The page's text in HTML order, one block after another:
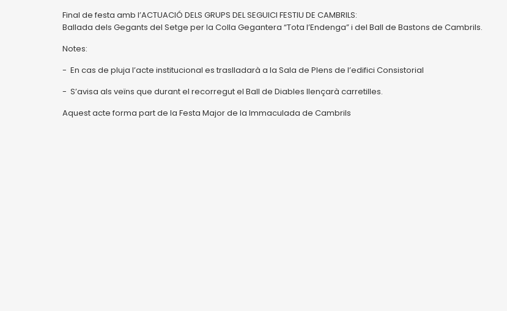
Final de festa amb l’ACTUACIÓ DELS GRUPS DEL SEGUICI FESTIU DE CAMBRILS:
Ballada dels Gegants del Setge per la Colla Gegantera “Tota l’Endenga” i del Ball de Bastons de Cambrils.
Notes:
- En cas de pluja l’acte institucional es traslladarà a la Sala de Plens de l’edifici Consistorial
- S’avisa als veïns que durant el recorregut el Ball de Diables llençarà carretilles.
Aquest acte forma part de la Festa Major de la Immaculada de Cambrils